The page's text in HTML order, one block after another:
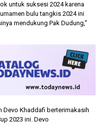
untuk suksesi 2024 karena
bulu tangkis 2024 ini
mendukung Pak Dudung,”
Devo Khaddafi berterimakasih
2023 ini. Devo